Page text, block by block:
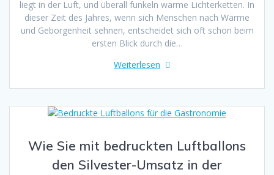
liegt in der Luft, und überall funkeln warme Lichterketten. In
dieser Zeit des Jahres, wenn sich Menschen nach Wärme
und Geborgenheit sehnen, entscheidet sich oft schon beim
ersten Blick durch die…
Weiterlesen
Wie Sie mit bedruckten Luftballons
den Silvester-Umsatz in der